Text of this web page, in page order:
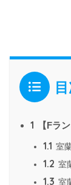
1 【Fラ
1.1 室
1.2 室
1.3 室